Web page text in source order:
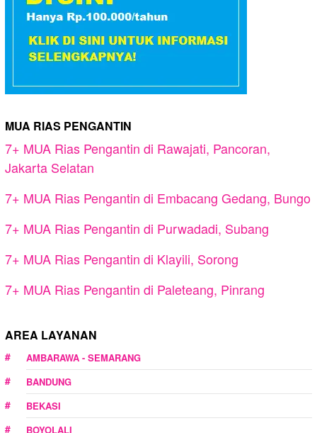
MUA RIAS PENGANTIN
7+ MUA Rias Pengantin di Rawajati, Pancoran,
Jakarta Selatan
7+ MUA Rias Pengantin di Embacang Gedang, Bungo
7+ MUA Rias Pengantin di Purwadadi, Subang
7+ MUA Rias Pengantin di Klayili, Sorong
7+ MUA Rias Pengantin di Paleteang, Pinrang
AREA LAYANAN
AMBARAWA - SEMARANG
BANDUNG
BEKASI
BOYOLALI